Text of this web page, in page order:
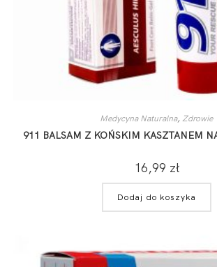
Medycyna Naturalna,Zdrowie
911 BALSAM Z KOŃSKIM KASZTANEM
16,99 zł
Dodaj do koszyka